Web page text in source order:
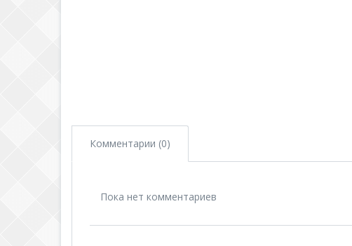
Комментарии (0)
Пока нет комментариев